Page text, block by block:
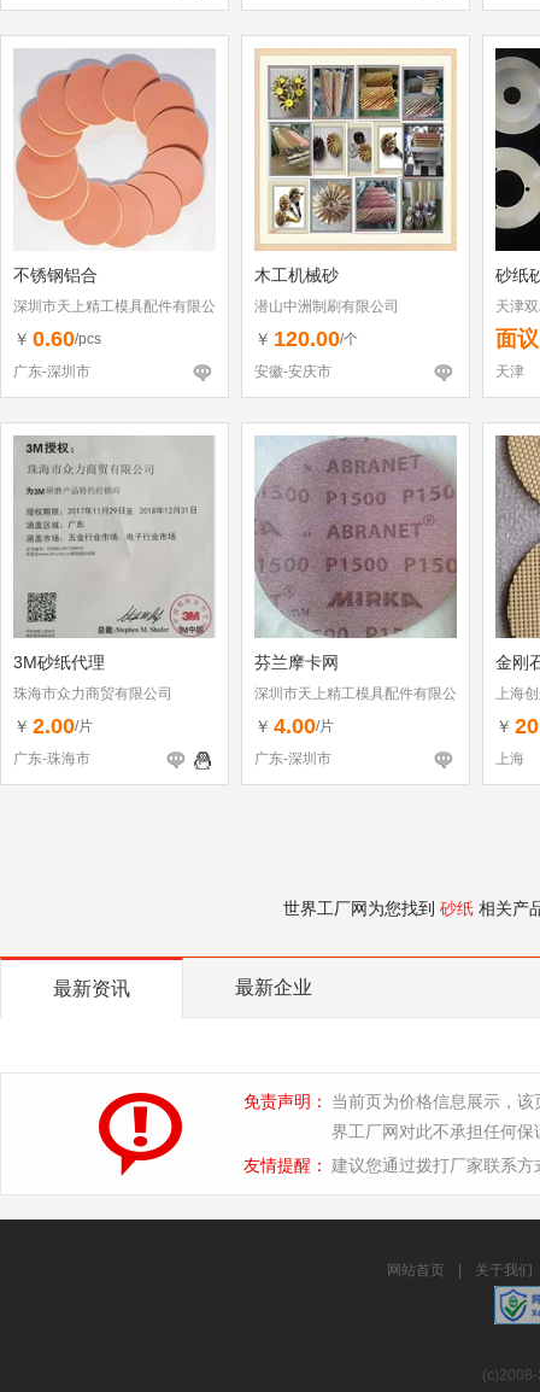
不锈钢铝合
深圳市天上精工模具配件有限公
司
￥ 0.60/pcs
广东-深圳市
木工机械砂
潜山中洲制刷有限公司
￥ 120.00/个
安徽-安庆市
砂纸
天津
面议
天津
3M砂纸代理
珠海市众力商贸有限公司
￥ 2.00/片
广东-珠海市
芬兰摩卡网
深圳市天上精工模具配件有限公
司
￥ 4.00/片
广东-深圳市
金刚
上海
￥
上海
世界工厂网为您找到 砂纸 相关产
最新资讯 最新企业
免责声明：
当前页为价格信息展示，
界工厂网对此不承担任何保
友情提醒： 建议您通过拨打厂家联系
网站首页 关于我们